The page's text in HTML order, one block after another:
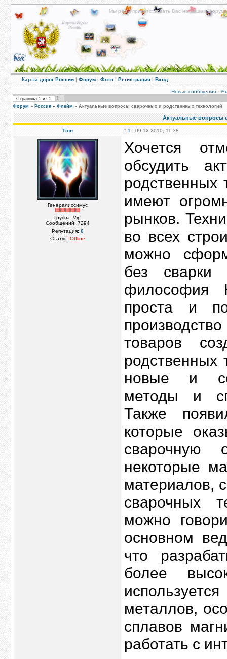
Мы рады приветствовать Вас на нашем
Карты дорог России | Форум | Фото | Регистрация | Вход
Новые сообщения·
Страница 1 из 1 1
Форум » Россия » Флейм » Актуальные вопросы сварочных и родственных технологий
Актуальные вопросы
Tion # 1 | 09.12.2010, 11:38
Генералиссимус
Группа: Vip
Сообщений: 7294
Репутация: 0
Статус: Offline
Хочется
обсудить
родственных
имеют
рынков.
во всех
можно
без
философия
проста и
товаров
родственных
новые и
методы и
Также
которые
некоторые
материалов,
сварочных
можно
основном
что
более
металлов,
сплавов
работать с